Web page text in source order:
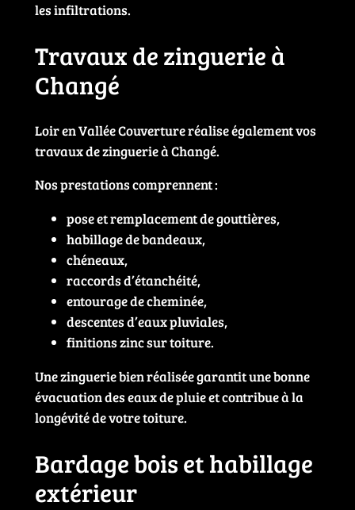
les infiltrations.
Travaux de zinguerie à
Changé
Loir en Vallée Couverture réalise également vos
travaux de zinguerie à Changé.
Nos prestations comprennent :
pose et remplacement de gouttières,
habillage de bandeaux,
chéneaux,
raccords d’étanchéité,
entourage de cheminée,
descentes d’eaux pluviales,
finitions zinc sur toiture.
Une zinguerie bien réalisée garantit une bonne
évacuation des eaux de pluie et contribue à la
longévité de votre toiture.
Bardage bois et habillage
extérieur